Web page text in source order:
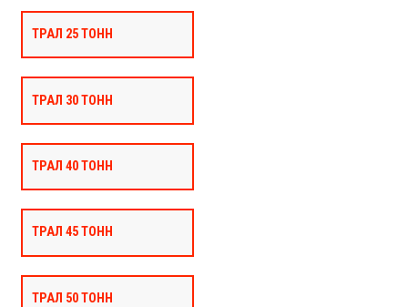
ТРАЛ 25 ТОНН
ТРАЛ 30 ТОНН
ТРАЛ 40 ТОНН
ТРАЛ 45 ТОНН
ТРАЛ 50 ТОНН